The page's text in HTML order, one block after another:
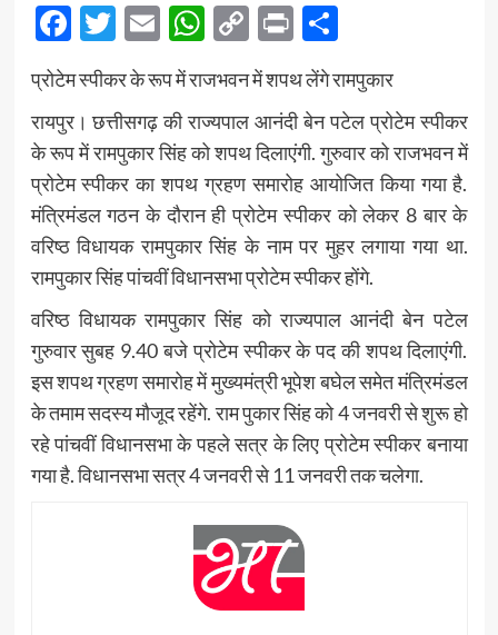
Facebook
Twitter
EmailWhatsApp
Copy
Link
PrintShare
प्रोटेम स्पीकर के रूप में राजभवन में शपथ लेंगे रामपुकार
रायपुर। छत्तीसगढ़ की राज्यपाल आनंदी बेन पटेल प्रोटेम स्पीकर
के रूप में रामपुकार सिंह को शपथ दिलाएंगी. गुरुवार को राजभवन में
प्रोटेम स्पीकर का शपथ ग्रहण समारोह आयोजित किया गया है.
मंत्रिमंडल गठन के दौरान ही प्रोटेम स्पीकर को लेकर 8 बार के
वरिष्ठ विधायक रामपुकार सिंह के नाम पर मुहर लगाया गया था.
रामपुकार सिंह पांचवीं विधानसभा प्रोटेम स्पीकर होंगे.
वरिष्ठ विधायक रामपुकार सिंह को राज्यपाल आनंदी बेन पटेल
गुरुवार सुबह 9.40 बजे प्रोटेम स्पीकर के पद की शपथ दिलाएंगी.
इस शपथ ग्रहण समारोह में मुख्यमंत्री भूपेश बघेल समेत मंत्रिमंडल
के तमाम सदस्य मौजूद रहेंगे. राम पुकार सिंह को 4 जनवरी से शुरू हो
रहे पांचवीं विधानसभा के पहले सत्र के लिए प्रोटेम स्पीकर बनाया
गया है. विधानसभा सत्र 4 जनवरी से 11 जनवरी तक चलेगा.